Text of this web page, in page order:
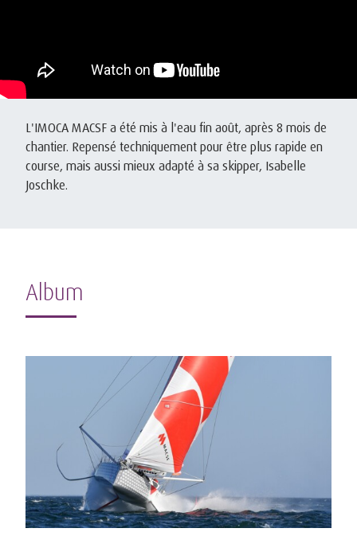
L'IMOCA MACSF a été mis à l'eau fin août, après 8 mois de
chantier. Repensé techniquement pour être plus rapide en
course, mais aussi mieux adapté à sa skipper, Isabelle
Joschke.
Album